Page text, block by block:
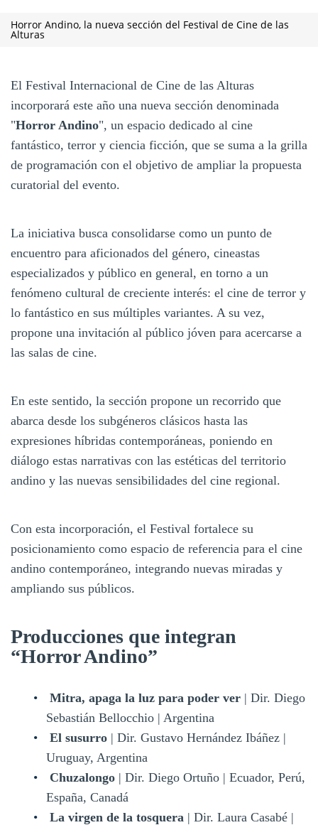
Horror Andino, la nueva sección del Festival de Cine de las
Alturas
El Festival Internacional de Cine de las Alturas
incorporará este año una nueva sección denominada
"Horror Andino", un espacio dedicado al cine
fantástico, terror y ciencia ficción, que se suma a la grilla
de programación con el objetivo de ampliar la propuesta
curatorial del evento.
La iniciativa busca consolidarse como un punto de
encuentro para aficionados del género, cineastas
especializados y público en general, en torno a un
fenómeno cultural de creciente interés: el cine de terror y
lo fantástico en sus múltiples variantes. A su vez,
propone una invitación al público jóven para acercarse a
las salas de cine.
En este sentido, la sección propone un recorrido que
abarca desde los subgéneros clásicos hasta las
expresiones híbridas contemporáneas, poniendo en
diálogo estas narrativas con las estéticas del territorio
andino y las nuevas sensibilidades del cine regional.
Con esta incorporación, el Festival fortalece su
posicionamiento como espacio de referencia para el cine
andino contemporáneo, integrando nuevas miradas y
ampliando sus públicos.
Producciones que integran
“Horror Andino”
Mitra, apaga la luz para poder ver | Dir. Diego
Sebastián Bellocchio | Argentina
El susurro | Dir. Gustavo Hernández Ibáñez |
Uruguay, Argentina
Chuzalongo | Dir. Diego Ortuño | Ecuador, Perú,
España, Canadá
La virgen de la tosquera | Dir. Laura Casabé |